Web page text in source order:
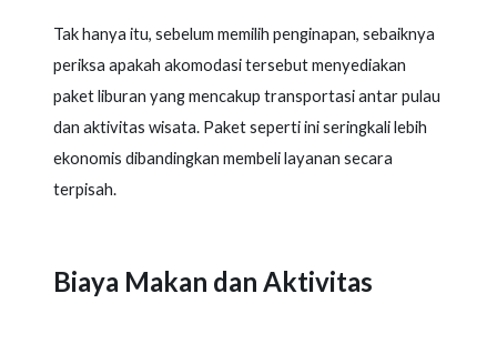
Tak hanya itu, sebelum memilih penginapan, sebaiknya
periksa apakah akomodasi tersebut menyediakan
paket liburan yang mencakup transportasi antar pulau
dan aktivitas wisata. Paket seperti ini seringkali lebih
ekonomis dibandingkan membeli layanan secara
terpisah.
Biaya Makan dan Aktivitas